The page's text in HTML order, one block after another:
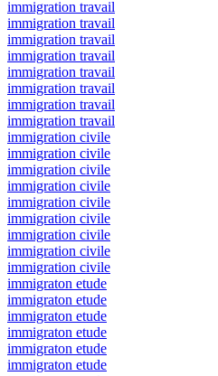
immigration travail
immigration travail
immigration travail
immigration travail
immigration travail
immigration travail
immigration travail
immigration travail
immigration civile
immigration civile
immigration civile
immigration civile
immigration civile
immigration civile
immigration civile
immigration civile
immigration civile
immigraton etude
immigraton etude
immigraton etude
immigraton etude
immigraton etude
immigraton etude